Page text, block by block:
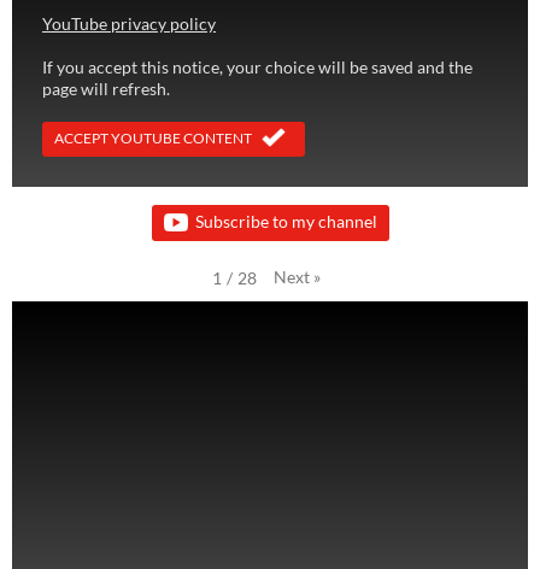
YouTube privacy policy
If you accept this notice, your choice will be saved and the
page will refresh.
ACCEPT YOUTUBE CONTENT
Subscribe to my channel
1 / 28 Next »